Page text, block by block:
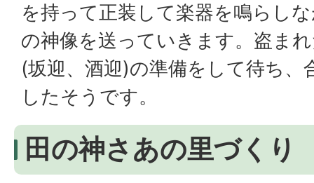
を持って正装して楽器を鳴らし
の神像を送っていきます。盗ま
(坂迎、酒迎)の準備をして待ち、
したそうです。
田の神さあの里づくり